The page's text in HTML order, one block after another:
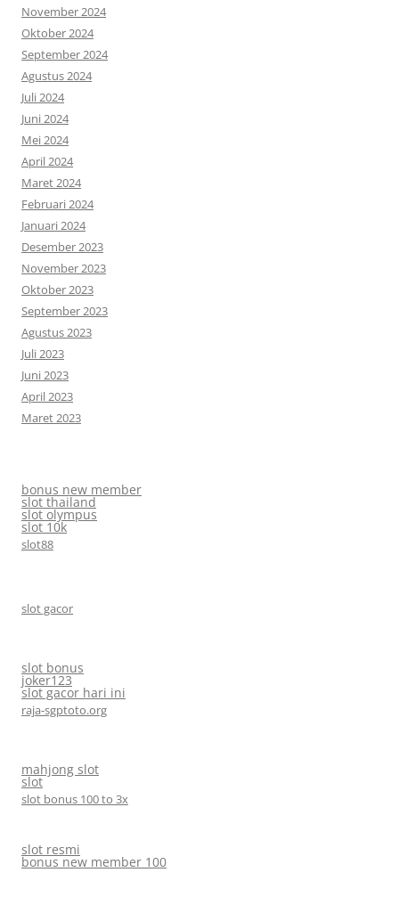
November 2024
Oktober 2024
September 2024
Agustus 2024
Juli 2024
Juni 2024
Mei 2024
April 2024
Maret 2024
Februari 2024
Januari 2024
Desember 2023
November 2023
Oktober 2023
September 2023
Agustus 2023
Juli 2023
Juni 2023
April 2023
Maret 2023
bonus new member
slot thailand
slot olympus
slot 10k
slot88
slot gacor
slot bonus
joker123
slot gacor hari ini
raja-sgptoto.org
mahjong slot
slot
slot bonus 100 to 3x
slot resmi
bonus new member 100